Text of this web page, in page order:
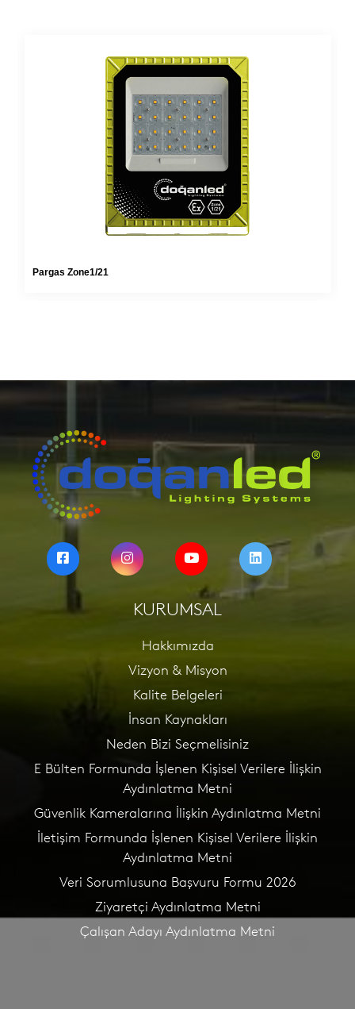
Pargas Zone1/21
KURUMSAL
Hakkımızda
Vizyon & Misyon
Kalite Belgeleri
İnsan Kaynakları
Neden Bizi Seçmelisiniz
E Bülten Formunda İşlenen Kişisel Verilere İlişkin
Aydınlatma Metni
Güvenlik Kameralarına İlişkin Aydınlatma Metni
İletişim Formunda İşlenen Kişisel Verilere İlişkin
Aydınlatma Metni
Veri Sorumlusuna Başvuru Formu 2026
Ziyaretçi Aydınlatma Metni
Çalışan Adayı Aydınlatma Metni